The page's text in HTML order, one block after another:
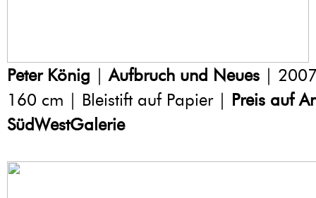
Peter König | Aufbruch und Neues |
160 cm | Bleistift auf Papier | Preis auf
SüdWestGalerie